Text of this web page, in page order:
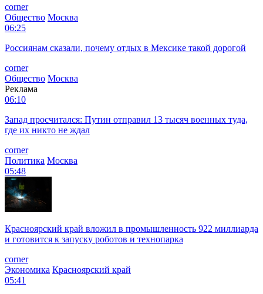
corner
Общество Москва
06:25
Россиянам сказали, почему отдых в Мексике такой дорогой
corner
Общество Москва
Реклама
06:10
Запад просчитался: Путин отправил 13 тысяч военных туда,
где их никто не ждал
corner
Политика Москва
05:48
Красноярский край вложил в промышленность 922 миллиарда
и готовится к запуску роботов и технопарка
corner
Экономика Красноярский край
05:41